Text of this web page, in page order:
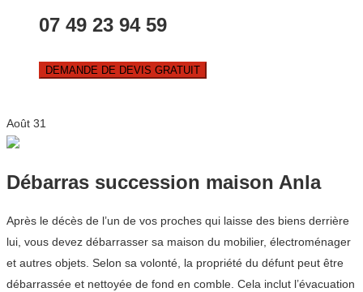
07 49 23 94 59
DEMANDE DE DEVIS GRATUIT
Août 31
Débarras succession maison Anla
Après le décès de l’un de vos proches qui laisse des biens derrière
lui, vous devez débarrasser sa maison du mobilier, électroménager
et autres objets. Selon sa volonté, la propriété du défunt peut être
débarrassée et nettoyée de fond en comble. Cela inclut l’évacuation